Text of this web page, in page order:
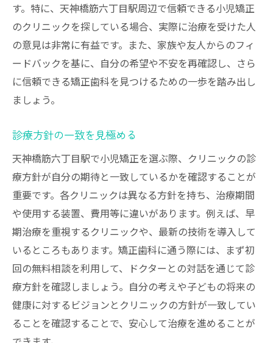
す。特に、天神橋筋六丁目駅周辺で信頼できる小児矯正
のクリニックを探している場合、実際に治療を受けた人
の意見は非常に有益です。また、家族や友人からのフィ
ードバックを基に、自分の希望や不安を再確認し、さら
に信頼できる矯正歯科を見つけるための一歩を踏み出し
ましょう。
診療方針の一致を見極める
天神橋筋六丁目駅で小児矯正を選ぶ際、クリニックの診
療方針が自分の期待と一致しているかを確認することが
重要です。各クリニックは異なる方針を持ち、治療期間
や使用する装置、費用等に違いがあります。例えば、早
期治療を重視するクリニックや、最新の技術を導入して
いるところもあります。矯正歯科に通う際には、まず初
回の無料相談を利用して、ドクターとの対話を通じて診
療方針を確認しましょう。自分の考えや子どもの将来の
健康に対するビジョンとクリニックの方針が一致してい
ることを確認することで、安心して治療を進めることが